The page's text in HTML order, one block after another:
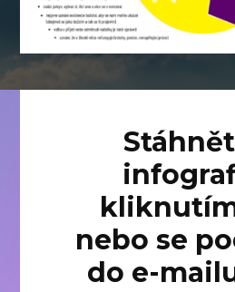
nebo se
do e-